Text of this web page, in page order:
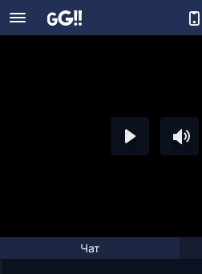
Чат